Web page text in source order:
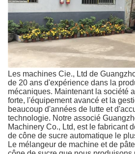
Les machines Cie., Ltd de
de 20 ans d'expérience dans la
mécaniques. Maintenant la société
forte, l'équipement avancé et la
beaucoup d'années de lutte et
technologie. Notre associé
Machinery Co., Ltd, est le fabricant
de cône de sucre automatique le
Le mélangeur de machine et de